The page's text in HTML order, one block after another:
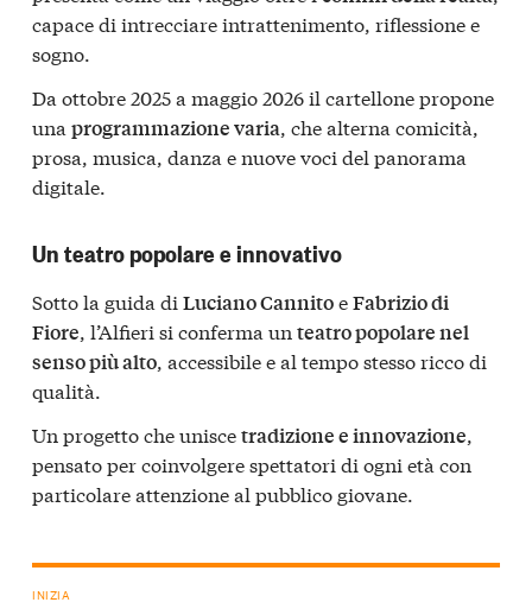
capace di intrecciare intrattenimento, riflessione e
sogno.
Da ottobre 2025 a maggio 2026 il cartellone propone
una programmazione varia, che alterna comicità,
prosa, musica, danza e nuove voci del panorama
digitale.
Un teatro popolare e innovativo
Sotto la guida di Luciano CannitoeFabrizio di
Fiore , l’Alfieri si conferma un teatro popolare nel
senso più alto , accessibile e al tempo stesso ricco di
qualità.
Un progetto che uniscetradizione e innovazione,
pensato per coinvolgere spettatori di ogni età con
particolare attenzione al pubblico giovane.
INIZIA